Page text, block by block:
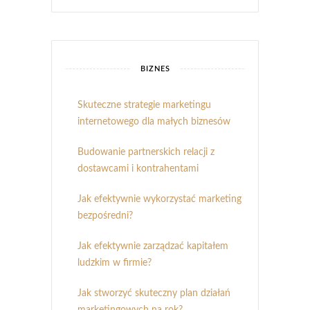
BIZNES
Skuteczne strategie marketingu
internetowego dla małych biznesów
Budowanie partnerskich relacji z
dostawcami i kontrahentami
Jak efektywnie wykorzystać marketing
bezpośredni?
Jak efektywnie zarządzać kapitałem
ludzkim w firmie?
Jak stworzyć skuteczny plan działań